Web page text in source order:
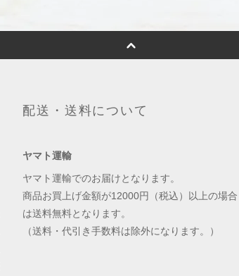
配送・送料について
ヤマト運輸
ヤマト運輸でのお届けとなります。
商品お買上げ金額が12000円（税込）以上の場合
は送料無料となります。
（送料・代引き手数料は除外になります。）